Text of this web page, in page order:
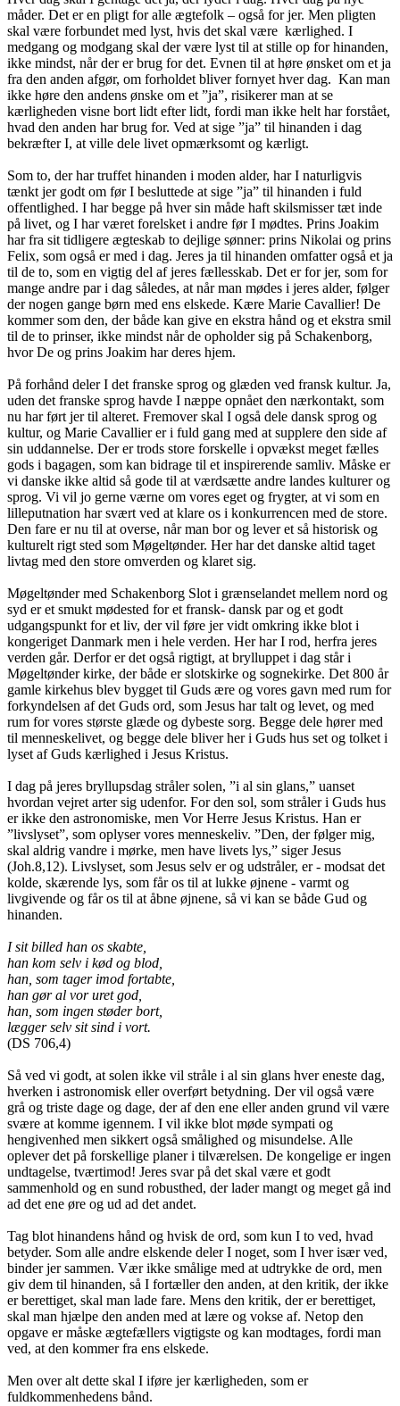
måder. Det er en pligt for alle ægtefolk – også for jer. Men pligten
skal være forbundet med lyst, hvis det skal være kærlighed. I
medgang og modgang skal der være lyst til at stille op for hinanden,
ikke mindst, når der er brug for det. Evnen til at høre ønsket om et ja
fra den anden afgør, om forholdet bliver fornyet hver dag. Kan man
ikke høre den andens ønske om et ”ja”, risikerer man at se
kærligheden visne bort lidt efter lidt, fordi man ikke helt har forstået,
hvad den anden har brug for. Ved at sige ”ja” til hinanden i dag
bekræfter I, at ville dele livet opmærksomt og kærligt.
Som to, der har truffet hinanden i moden alder, har I naturligvis
tænkt jer godt om før I besluttede at sige ”ja” til hinanden i fuld
offentlighed. I har begge på hver sin måde haft skilsmisser tæt inde
på livet, og I har været forelsket i andre før I mødtes. Prins Joakim
har fra sit tidligere ægteskab to dejlige sønner: prins Nikolai og prins
Felix, som også er med i dag. Jeres ja til hinanden omfatter også et ja
til de to, som en vigtig del af jeres fællesskab. Det er for jer, som for
mange andre par i dag således, at når man mødes i jeres alder, følger
der nogen gange børn med ens elskede. Kære Marie Cavallier! De
kommer som den, der både kan give en ekstra hånd og et ekstra smil
til de to prinser, ikke mindst når de opholder sig på Schakenborg,
hvor De og prins Joakim har deres hjem.
På forhånd deler I det franske sprog og glæden ved fransk kultur. Ja,
uden det franske sprog havde I næppe opnået den nærkontakt, som
nu har ført jer til alteret. Fremover skal I også dele dansk sprog og
kultur, og Marie Cavallier er i fuld gang med at supplere den side af
sin uddannelse. Der er trods store forskelle i opvækst meget fælles
gods i bagagen, som kan bidrage til et inspirerende samliv. Måske er
vi danske ikke altid så gode til at værdsætte andre landes kulturer og
sprog. Vi vil jo gerne værne om vores eget og frygter, at vi som en
lilleputnation har svært ved at klare os i konkurrencen med de store.
Den fare er nu til at overse, når man bor og lever et så historisk og
kulturelt rigt sted som Møgeltønder. Her har det danske altid taget
livtag med den store omverden og klaret sig.
Møgeltønder med Schakenborg Slot i grænselandet mellem nord og
syd er et smukt mødested for et fransk- dansk par og et godt
udgangspunkt for et liv, der vil føre jer vidt omkring ikke blot i
kongeriget Danmark men i hele verden. Her har I rod, herfra jeres
verden går. Derfor er det også rigtigt, at brylluppet i dag står i
Møgeltønder kirke, der både er slotskirke og sognekirke. Det 800 år
gamle kirkehus blev bygget til Guds ære og vores gavn med rum for
forkyndelsen af det Guds ord, som Jesus har talt og levet, og med
rum for vores største glæde og dybeste sorg. Begge dele hører med
til menneskelivet, og begge dele bliver her i Guds hus set og tolket i
lyset af Guds kærlighed i Jesus Kristus.
I dag på jeres bryllupsdag stråler solen, ”i al sin glans,” uanset
hvordan vejret arter sig udenfor. For den sol, som stråler i Guds hus
er ikke den astronomiske, men Vor Herre Jesus Kristus. Han er
”livslyset”, som oplyser vores menneskeliv. ”Den, der følger mig,
skal aldrig vandre i mørke, men have livets lys,” siger Jesus
(Joh.8,12). Livslyset, som Jesus selv er og udstråler, er - modsat det
kolde, skærende lys, som får os til at lukke øjnene - varmt og
livgivende og får os til at åbne øjnene, så vi kan se både Gud og
hinanden.
I sit billed han os skabte,
han kom selv i kød og blod,
han, som tager imod fortabte,
han gør al vor uret god,
han, som ingen støder bort,
lægger selv sit sind i vort.
(DS 706,4)
Så ved vi godt, at solen ikke vil stråle i al sin glans hver eneste dag,
hverken i astronomisk eller overført betydning. Der vil også være
grå og triste dage og dage, der af den ene eller anden grund vil være
svære at komme igennem. I vil ikke blot møde sympati og
hengivenhed men sikkert også smålighed og misundelse. Alle
oplever det på forskellige planer i tilværelsen. De kongelige er ingen
undtagelse, tværtimod! Jeres svar på det skal være et godt
sammenhold og en sund robusthed, der lader mangt og meget gå ind
ad det ene øre og ud ad det andet.
Tag blot hinandens hånd og hvisk de ord, som kun I to ved, hvad
betyder. Som alle andre elskende deler I noget, som I hver især ved,
binder jer sammen. Vær ikke smålige med at udtrykke de ord, men
giv dem til hinanden, så I fortæller den anden, at den kritik, der ikke
er berettiget, skal man lade fare. Mens den kritik, der er berettiget,
skal man hjælpe den anden med at lære og vokse af. Netop den
opgave er måske ægtefællers vigtigste og kan modtages, fordi man
ved, at den kommer fra ens elskede.
Men over alt dette skal I iføre jer kærligheden, som er
fuldkommenhedens bånd.